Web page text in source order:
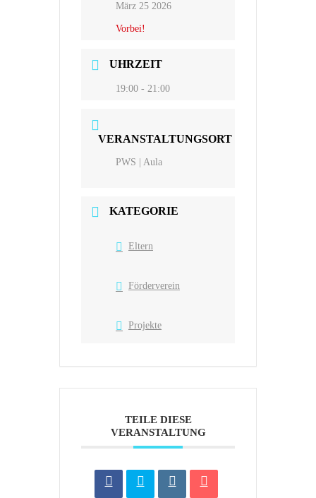
März 25 2026
Vorbei!
UHRZEIT
19:00 - 21:00
VERANSTALTUNGSORT
PWS | Aula
KATEGORIE
Eltern
Förderverein
Projekte
TEILE DIESE
VERANSTALTUNG